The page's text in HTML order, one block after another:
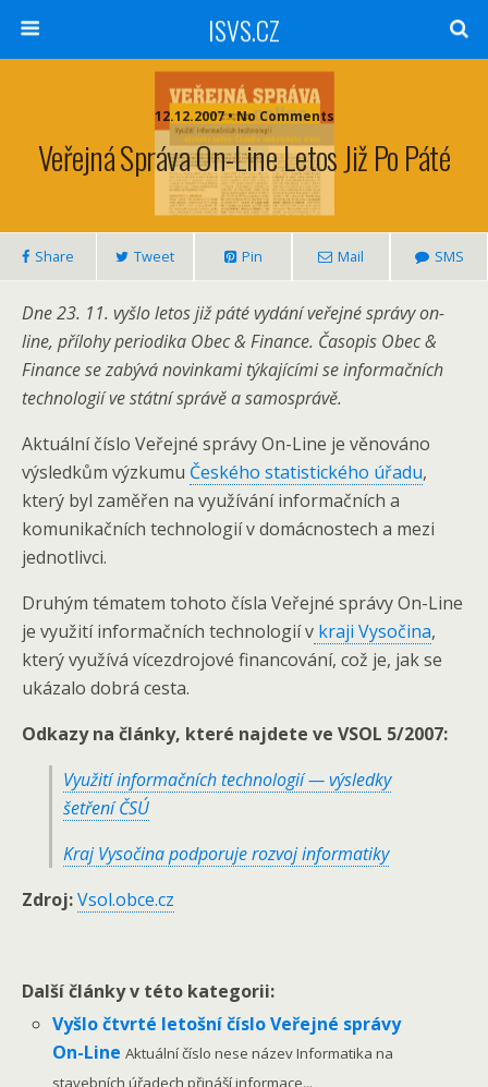
ISVS.CZ
12.12.2007 • No Comments
Veřejná Správa On-Line Letos Již Po Páté
Share Tweet Pin Mail SMS
Dne 23. 11. vyšlo letos již páté vydání veřejné správy on-
line, přílohy periodika Obec & Finance. Časopis Obec &
Finance se zabývá novinkami týkajícími se informačních
technologií ve státní správě a samosprávě.
Aktuální číslo Veřejné správy On-Line je věnováno
výsledkům výzkumu Českého statistického úřadu,
který byl zaměřen na využívání informačních a
komunikačních technologií v domácnostech a mezi
jednotlivci.
Druhým tématem tohoto čísla Veřejné správy On-Line
je využití informačních technologií v kraji Vysočina,
který využívá vícezdrojové financování, což je, jak se
ukázalo dobrá cesta.
Odkazy na články, které najdete ve VSOL 5/2007:
Využití informačních technologií — výsledky
šetření ČSÚ
Kraj Vysočina podporuje rozvoj informatiky
Zdroj:Vsol.obce.cz
Další články v této kategorii:
Vyšlo čtvrté letošní číslo Veřejné správy
On-LineAktuální číslo nese název Informatika na
stavebních úřadech přináší informace...